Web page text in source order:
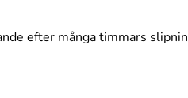
efter många timmars